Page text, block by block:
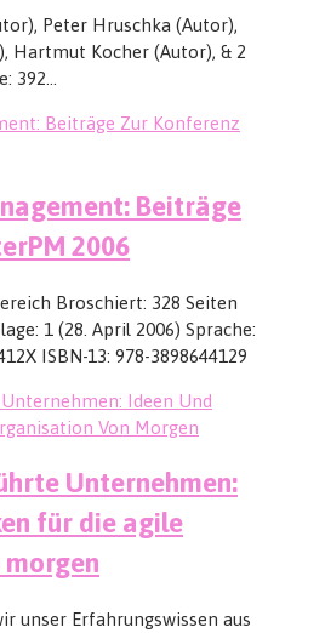
Peter Hruschka (Autor),
Hartmut Kocher (Autor), & 2
392…
Beiträge
2006
Broschiert: 328 Seiten
1 (28. April 2006) Sprache:
ISBN-13: 978-3898644129
Unternehmen:
für die agile
unser Erfahrungswissen aus